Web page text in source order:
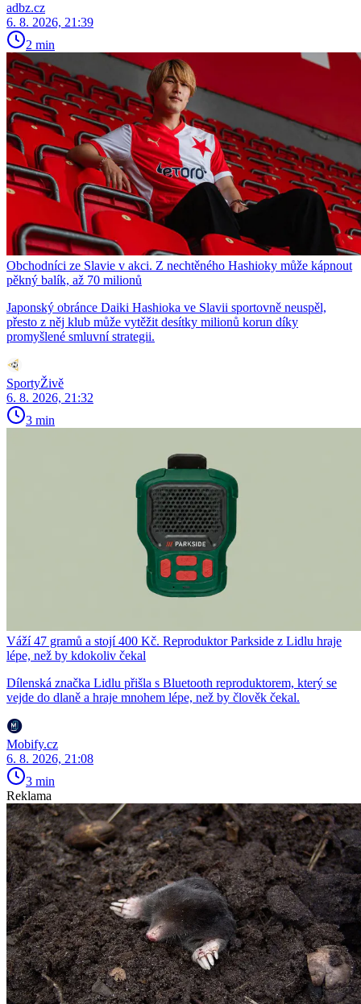
adbz.cz
6. 8. 2026, 21:39
2 min
Obchodníci ze Slavie v akci. Z nechtěného Hashioky může kápnout
pěkný balík, až 70 milionů
Japonský obránce Daiki Hashioka ve Slavii sportovně neuspěl,
přesto z něj klub může vytěžit desítky milionů korun díky
promyšlené smluvní strategii.
SportyŽivě
6. 8. 2026, 21:32
3 min
Váží 47 gramů a stojí 400 Kč. Reproduktor Parkside z Lidlu hraje
lépe, než by kdokoliv čekal
Dílenská značka Lidlu přišla s Bluetooth reproduktorem, který se
vejde do dlaně a hraje mnohem lépe, než by člověk čekal.
Mobify.cz
6. 8. 2026, 21:08
3 min
Reklama